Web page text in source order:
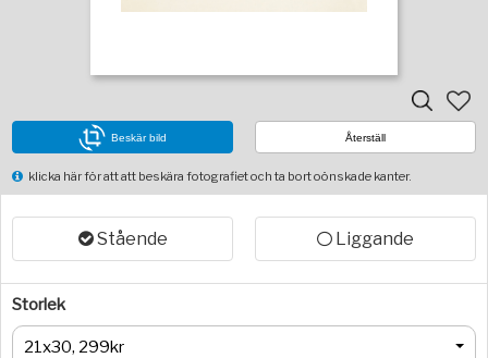
Beskär bild Återställ
klicka här för att att beskära fotografiet och ta bort oönskade kanter.
Stående Liggande
Storlek
21x30, 299kr